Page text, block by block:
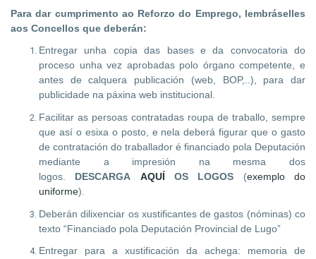
Para dar cumprimento ao Reforzo do Emprego, lembráselles
aos Concellos que deberán:
Entregar unha copia das bases e da convocatoria do
proceso unha vez aprobadas polo órgano competente, e
antes de calquera publicación (web, BOP,..), para dar
publicidade na páxina web institucional.
Facilitar as persoas contratadas roupa de traballo, sempre
que así o esixa o posto, e nela deberá figurar que o gasto
de contratación do traballador é financiado pola Deputación
mediante a impresión na mesma dos
logos. DESCARGA AQUÍ OS LOGOS (exemplo do
uniforme).
Deberán dilixenciar os xustificantes de gastos (nóminas) co
texto “Financiado pola Deputación Provincial de Lugo”
Entregar para a xustificación da achega: memoria de